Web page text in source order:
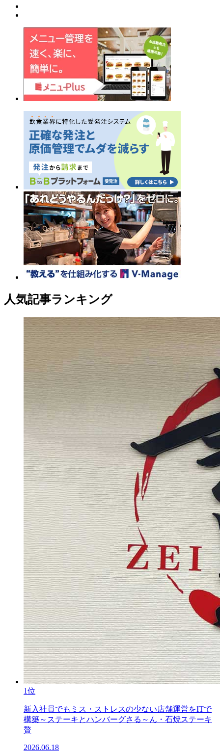
人気記事ランキング
1位
新入社員でもミス・ストレスの少ない店舗運営をITで
構築～ステーキとハンバーグさる～ん・石焼ステーキ
贅
2026.06.18